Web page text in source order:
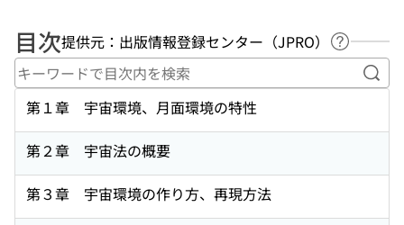
目次提供元：出版情報登録センター（JPRO）
ヘルプペ
キ
第１章 宇宙環境、月面環境の特性
第２章 宇宙法の概要
第３章 宇宙環境の作り方、再現方法